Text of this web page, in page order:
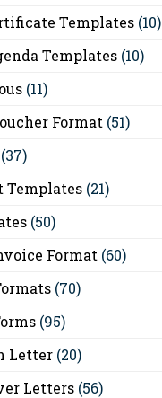
Templates (10)
Templates (10)
(11)
Format (51)
(37)
Templates (21)
(50)
Format (60)
(70)
(95)
Letter (20)
Letters (56)